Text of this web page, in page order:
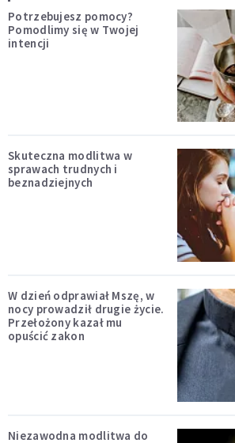
Potrzebujesz pomocy?
Pomodlimy się w Twojej
intencji
Skuteczna modlitwa w
sprawach trudnych i
beznadziejnych
W dzień odprawiał Mszę, w
nocy prowadził drugie życie.
Przełożony kazał mu
opuścić zakon
Niezawodna modlitwa do